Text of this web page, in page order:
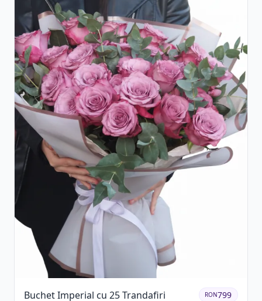
Buchet Imperial cu 25 Trandafiri RON799